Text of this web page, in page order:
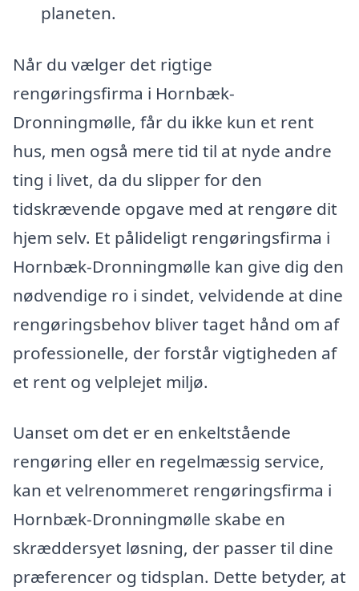
planeten.
Når du vælger det rigtige
rengøringsfirma i Hornbæk-
Dronningmølle, får du ikke kun et rent
hus, men også mere tid til at nyde andre
ting i livet, da du slipper for den
tidskrævende opgave med at rengøre dit
hjem selv. Et pålideligt rengøringsfirma i
Hornbæk-Dronningmølle kan give dig den
nødvendige ro i sindet, velvidende at dine
rengøringsbehov bliver taget hånd om af
professionelle, der forstår vigtigheden af
et rent og velplejet miljø.
Uanset om det er en enkeltstående
rengøring eller en regelmæssig service,
kan et velrenommeret rengøringsfirma i
Hornbæk-Dronningmølle skabe en
skræddersyet løsning, der passer til dine
præferencer og tidsplan. Dette betyder, at